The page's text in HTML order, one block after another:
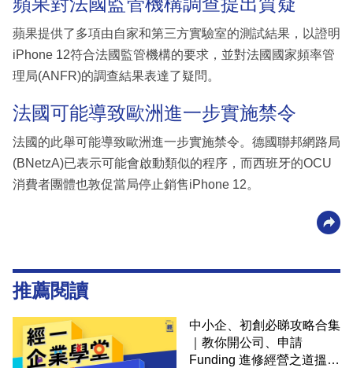
蘋果提供了多項由自家和第三方實驗室的測試結果，以證明
iPhone 12符合法國監管機構的要求，並對法國國家頻率管
理局(ANFR)的調查結果表達了疑問。
法國可能導致歐洲進一步實施禁令
法國的此舉可能導致歐洲進一步實施禁令。德國聯邦網路局
(BNetzA)已表示可能會啟動類似的程序，而西班牙的OCU
消費者團體也敦促當局停止銷售iPhone 12。
推薦閱讀
中小企、初創必睇攻略合集
｜教你開公司、申請
Funding 進修經營之道搵大